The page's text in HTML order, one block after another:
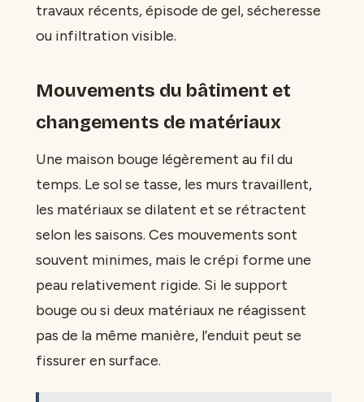
travaux récents, épisode de gel, sécheresse
ou infiltration visible.
Mouvements du bâtiment et
changements de matériaux
Une maison bouge légèrement au fil du
temps. Le sol se tasse, les murs travaillent,
les matériaux se dilatent et se rétractent
selon les saisons. Ces mouvements sont
souvent minimes, mais le crépi forme une
peau relativement rigide. Si le support
bouge ou si deux matériaux ne réagissent
pas de la même manière, l’enduit peut se
fissurer en surface.